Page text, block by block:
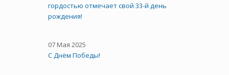
гордостью отмечает свой 33-й день
рождения!
07 Мая 2025
С Днём Победы!